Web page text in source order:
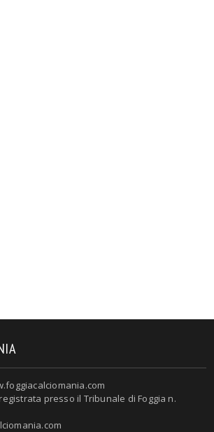
presso il Tribunale di Foggia n.